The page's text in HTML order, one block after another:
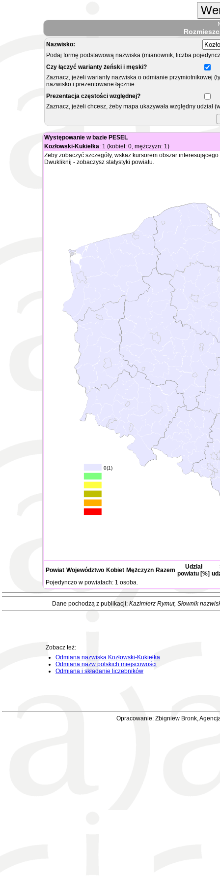
Nazwisko:
Podaj formę podstawową nazwiska (mianownik, liczba
Czy łączyć warianty żeński i męski?
Zaznacz, jeżeli warianty nazwiska o odmianie przymiotnikowej
nazwisko i prezentowane łącznie.
Prezentacja częstości względnej?
Zaznacz, jeżeli chcesz, żeby mapa ukazywała względny
Występowanie w bazie PESEL
Kozłowski-Kukiełka: 1 (kobiet: 0, mężczyzn: 1)
Żeby zobaczyć szczegóły, wskaż kursorem obszar
Dwukliknij - zobaczysz statystyki powiatu.
0(1)
Powiat Województwo Kobiet Mężczyzn Razem
Udział
powiatu [%]
Pojedynczo w powiatach: 1 osoba.
Dane pochodzą z publikacji: Kazimierz Rymut, Słownik
Zobacz też:
Odmiana nazwiska Kozłowski-Kukiełka
Odmiana nazw polskich miejscowości
Odmiana i składanie liczebników
Opracowanie: Zbigniew Bronk,